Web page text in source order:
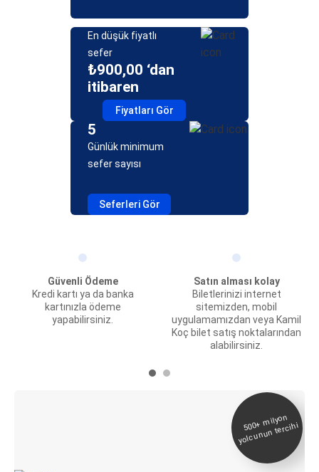
En düşük fiyatlı
sefer
₺900,00 ‘dan
itibaren
Fiyatları Gör
5
Günlük minimum
sefer sayısı
Seferleri Gör
Güvenli Ödeme
Kredi kartı ya da banka
kartınızla ödeme
yapabilirsiniz.
Satın alması kolay
Biletlerinizi internet
sitemizden, mobil
uygulamamızdan veya Kamil
Koç bilet satış noktalarından
alabilirsiniz.
500+
milyon
yolcunun tercihi